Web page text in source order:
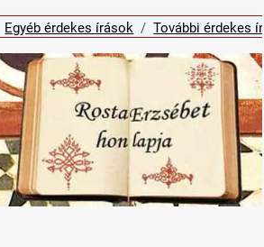
Egyéb érdekes írások További érdekes